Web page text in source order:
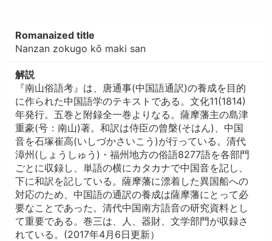
Romanaized title
Nanzan zokugo kō maki san
解説
『南山俗語考』は、唐通事(中国語通訳)の養成を目的
に作られた中国語学のテキストである。文化11(1814)
年発行。五巻と附録全一巻よりなる。薩摩藩主の島津
重豪(号：南山)著。和訳は侍臣の曾槃(そはん)、中国
音を石塚崔高(いしづかさいこう)が行っている。清代
漳州(しょうしゅう)・福州地方の俗語8277語を各部門
ごとに収録し、単語の横にカタカナで中国音を記し、
下に和訳を記している。薩摩藩に漂着した異国船への
対応のため、中国語の通訳の養成は薩摩藩にとって必
要なことであった。清代中国南方語音の研究資料とし
て重要である。巻三は、人、器財、文学部門が収録さ
れている。(2017年4月6日更新）